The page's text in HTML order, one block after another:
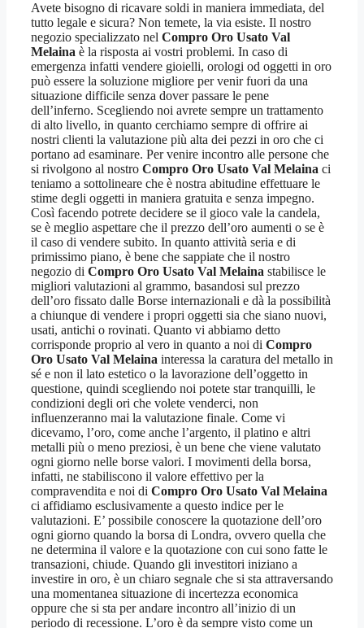
Avete bisogno di ricavare soldi in maniera immediata, del
tutto legale e sicura? Non temete, la via esiste. Il nostro
negozio specializzato nel Compro Oro Usato Val
Melaina è la risposta ai vostri problemi. In caso di
emergenza infatti vendere gioielli, orologi od oggetti in oro
può essere la soluzione migliore per venir fuori da una
situazione difficile senza dover passare le pene
dell’inferno. Scegliendo noi avrete sempre un trattamento
di alto livello, in quanto cerchiamo sempre di offrire ai
nostri clienti la valutazione più alta dei pezzi in oro che ci
portano ad esaminare. Per venire incontro alle persone che
si rivolgono al nostro Compro Oro Usato Val Melaina ci
teniamo a sottolineare che è nostra abitudine effettuare le
stime degli oggetti in maniera gratuita e senza impegno.
Così facendo potrete decidere se il gioco vale la candela,
se è meglio aspettare che il prezzo dell’oro aumenti o se è
il caso di vendere subito. In quanto attività seria e di
primissimo piano, è bene che sappiate che il nostro
negozio di Compro Oro Usato Val Melaina stabilisce le
migliori valutazioni al grammo, basandosi sul prezzo
dell’oro fissato dalle Borse internazionali e dà la possibilità
a chiunque di vendere i propri oggetti sia che siano nuovi,
usati, antichi o rovinati. Quanto vi abbiamo detto
corrisponde proprio al vero in quanto a noi di Compro
Oro Usato Val Melaina interessa la caratura del metallo in
sé e non il lato estetico o la lavorazione dell’oggetto in
questione, quindi scegliendo noi potete star tranquilli, le
condizioni degli ori che volete venderci, non
influenzeranno mai la valutazione finale. Come vi
dicevamo, l’oro, come anche l’argento, il platino e altri
metalli più o meno preziosi, è un bene che viene valutato
ogni giorno nelle borse valori. I movimenti della borsa,
infatti, ne stabiliscono il valore effettivo per la
compravendita e noi di Compro Oro Usato Val Melaina
ci affidiamo esclusivamente a questo indice per le
valutazioni. E’ possibile conoscere la quotazione dell’oro
ogni giorno quando la borsa di Londra, ovvero quella che
ne determina il valore e la quotazione con cui sono fatte le
transazioni, chiude. Quando gli investitori iniziano a
investire in oro, è un chiaro segnale che si sta attraversando
una momentanea situazione di incertezza economica
oppure che si sta per andare incontro all’inizio di un
periodo di recessione. L’oro è da sempre visto come un